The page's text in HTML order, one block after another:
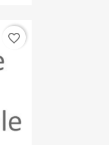
favorite_border